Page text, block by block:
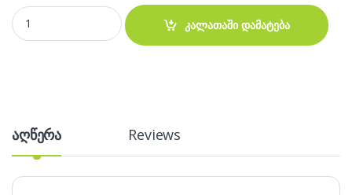
ტელევიზორი Samsung QE50Q8FAAUXRU quantity
კალათაში დამატება
აღწერა Reviews